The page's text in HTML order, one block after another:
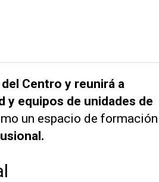
Centro y reunirá a
y equipos de unidades de
un espacio de formación